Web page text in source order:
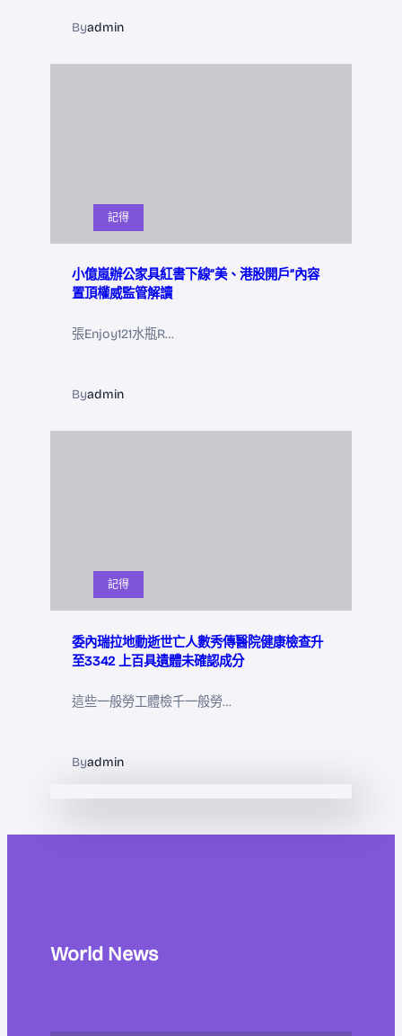
Byadmin
記得
小億嵐辦公家具紅書下線“美、港股開戶”內容
置頂權威監管解讀
張Enjoy121水瓶R…
Byadmin
記得
委內瑞拉地動逝世亡人數秀傳醫院健康檢查升
至3342 上百具遺體未確認成分
這些一般勞工體檢千一般勞…
Byadmin
World News